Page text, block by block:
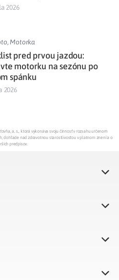
2026
, Motorka
pred prvou jazdou:
motorku na sezónu po
spánku
2026
a. s., ktorá vykonáva svoju činnosť v rozsahu určenom
dohľade nad zdravotnou starostlivosťou v platnom znení a o
predpisov.